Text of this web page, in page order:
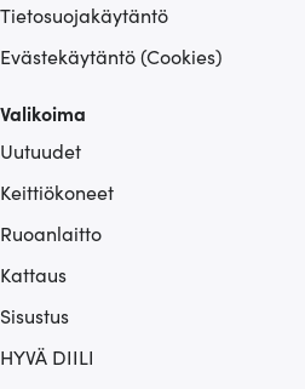
Tietosuojakäytäntö
Evästekäytäntö (Cookies)
Valikoima
Uutuudet
Keittiökoneet
Ruoanlaitto
Kattaus
Sisustus
HYVÄ DIILI